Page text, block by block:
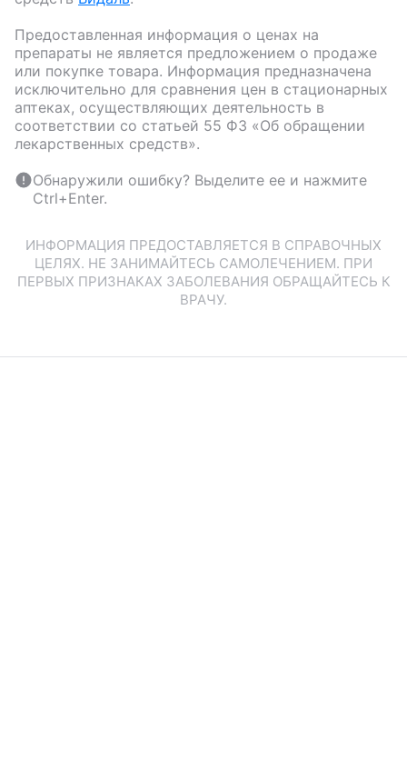
Предоставленная информация о ценах на
препараты не является предложением о продаже
или покупке товара. Информация предназначена
исключительно для сравнения цен в стационарных
аптеках, осуществляющих деятельность в
соответствии со статьей 55 ФЗ «Об обращении
лекарственных средств».
Обнаружили ошибку? Выделите ее и нажмите
Ctrl+Enter.
ИНФОРМАЦИЯ ПРЕДОСТАВЛЯЕТСЯ В СПРАВОЧНЫХ
ЦЕЛЯХ. НЕ ЗАНИМАЙТЕСЬ САМОЛЕЧЕНИЕМ. ПРИ
ПЕРВЫХ ПРИЗНАКАХ ЗАБОЛЕВАНИЯ ОБРАЩАЙТЕСЬ К
ВРАЧУ.